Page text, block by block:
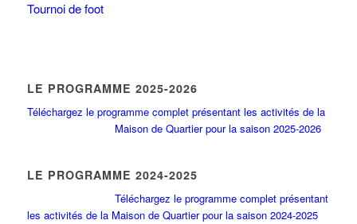
Tournoi de foot
LE PROGRAMME 2025-2026
Téléchargez le programme complet présentant les activités de la
Maison de Quartier pour la saison 2025-2026
LE PROGRAMME 2024-2025
Téléchargez le programme complet présentant
les activités de la Maison de Quartier pour la saison 2024-2025